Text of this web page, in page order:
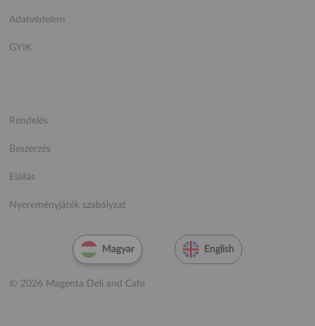
Adatvédelem
GYIK
Rendelés
Beszerzés
Elállás
Nyereményjáték szabályzat
© 2026 Magenta Deli and Cafe
Magyar English